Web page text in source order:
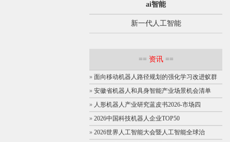
ai智能
新一代人工智能
== 资讯==
» 面向移动机器人路径规划的强化学习改进蚁群
» 安徽省机器人和具身智能产业场景机会清单
» 人形机器人产业研究蓝皮书2026-市场四
» 2026中国科技机器人企业TOP50
» 2026世界人工智能大会暨人工智能全球治